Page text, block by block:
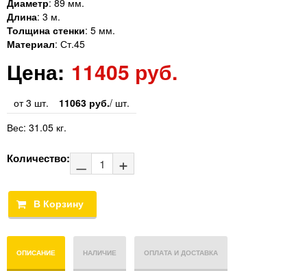
Диаметр: 89 мм.
Длина: 3 м.
Толщина стенки: 5 мм.
Материал: Ст.45
Цена: 11405 руб.
от 3 шт. 11063 руб./ шт.
Вес: 31.05 кг.
Количество:
ОПИСАНИЕ НАЛИЧИЕ ОПЛАТА И ДОСТАВКА